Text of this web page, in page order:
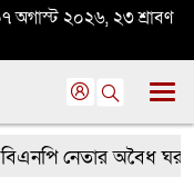
অগাস্ট ২০২৬, ২৩ শ্রাবণ
নেতার অবৈধ ঘর